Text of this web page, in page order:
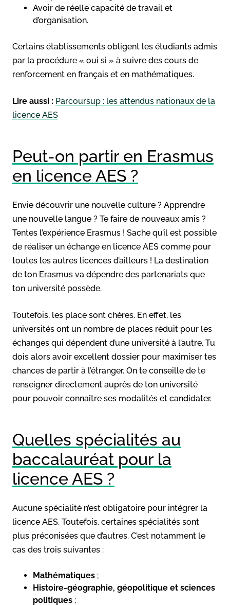
Avoir de réelle capacité de travail et
d’organisation.
Certains établissements obligent les étudiants admis
par la procédure « oui si » à suivre des cours de
renforcement en français et en mathématiques.
Lire aussi : Parcoursup : les attendus nationaux de la
licence AES
Peut-on partir en Erasmus
en licence AES ?
Envie découvrir une nouvelle culture ? Apprendre
une nouvelle langue ? Te faire de nouveaux amis ?
Tentes l’expérience Erasmus ! Sache qu’il est possible
de réaliser un échange en licence AES comme pour
toutes les autres licences d’ailleurs ! La destination
de ton Erasmus va dépendre des partenariats que
ton université possède.
Toutefois, les place sont chères. En effet, les
universités ont un nombre de places réduit pour les
échanges qui dépendent d’une université à l’autre. Tu
dois alors avoir excellent dossier pour maximiser tes
chances de partir à l’étranger. On te conseille de te
renseigner directement auprès de ton université
pour pouvoir connaître ses modalités et candidater.
Quelles spécialités au
baccalauréat pour la
licence AES ?
Aucune spécialité n’est obligatoire pour intégrer la
licence AES. Toutefois, certaines spécialités sont
plus préconisées que d’autres. C’est notamment le
cas des trois suivantes :
Mathématiques ;
Histoire-géographie, géopolitique et sciences
politiques ;